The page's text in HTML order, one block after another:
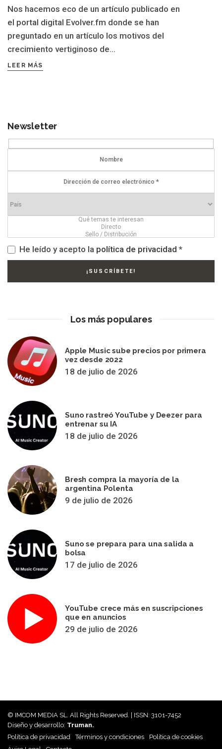
Nos hacemos eco de un artículo publicado en
el portal digital Evolver.fm donde se han
preguntado en un artículo los motivos del
crecimiento vertiginoso de...
LEER MÁS
Newsletter
He leído y acepto la política de privacidad *
Los más populares
Apple Music sube precios por primera
vez desde 2022
18 de julio de 2026
Suno rastreó YouTube y Deezer para
entrenar su IA
18 de julio de 2026
Bresh compra la mayoría de la
argentina Polenta
9 de julio de 2026
Suno se prepara para una salida a
bolsa
17 de julio de 2026
YouTube crece más en suscripciones
que en anuncios
29 de julio de 2026
© IMCOM MEDIA SL. All Rights Reserved. | ISSN: 3101-7452
Diseño y desarrollo: Truman.
Política de privacidad
Términos y condiciones
Política de cookies